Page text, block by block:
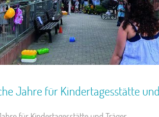
Jahre für Kindertagesstätte